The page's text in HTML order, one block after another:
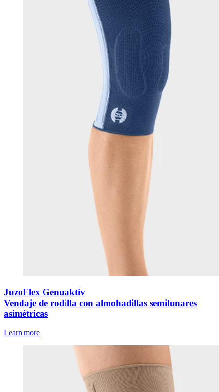
JuzoFlex Genuaktiv
Vendaje de rodilla con almohadillas semilunares
asimétricas
Learn more